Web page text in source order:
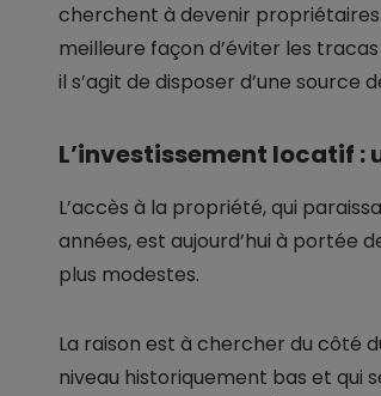
cherchent à devenir propriétaires
meilleure façon d’éviter les
il s’agit de disposer d’une source
L’investissement locatif :
L’accès à la propriété, qui
années, est aujourd’hui à portée
plus modestes.
La raison est à chercher du côté
niveau historiquement bas et qui